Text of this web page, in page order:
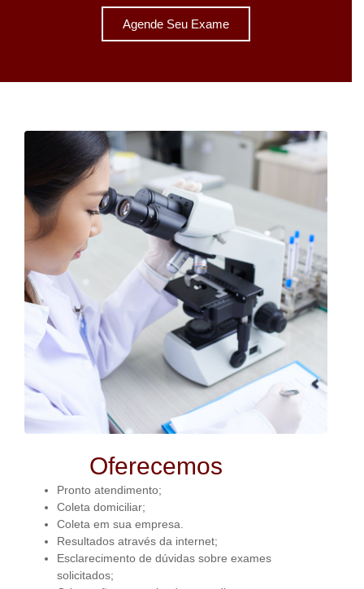
Agende Seu Exame
Oferecemos
Pronto atendimento;
Coleta domiciliar;
Coleta em sua empresa.
Resultados através da internet;
Esclarecimento de dúvidas sobre exames
solicitados;